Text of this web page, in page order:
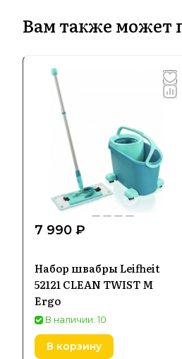
Вам также может
7 990 ₽
Набор швабры Leifheit
52121 CLEAN TWIST M
Ergo
В наличии: 10
В корзину